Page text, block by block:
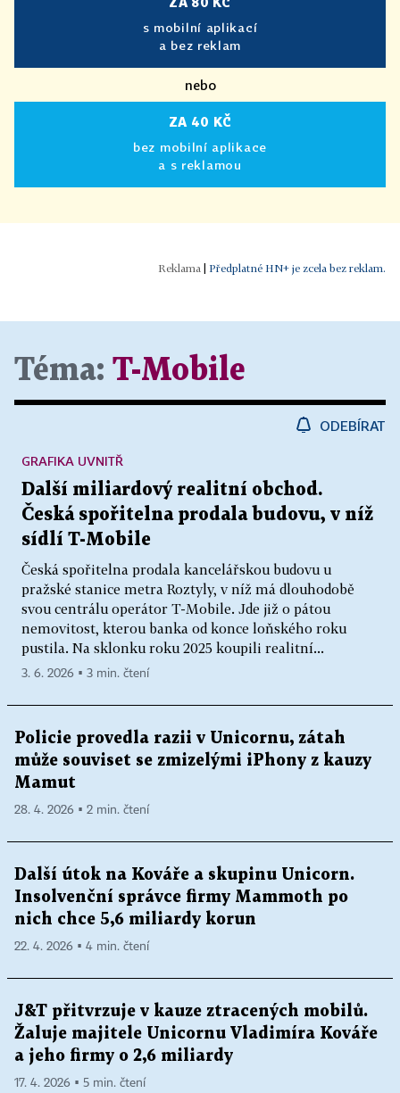
s mobilní aplikací
a bez reklam
nebo
ZA 40 KČ
bez mobilní aplikace
a s reklamou
| Předplatné HN+ je zcela bez reklam.
Téma: T-Mobile
ODEBÍRAT
Další miliardový realitní obchod.
Česká spořitelna prodala budovu, v níž
sídlí T-Mobile
Česká spořitelna prodala kancelářskou budovu u
pražské stanice metra Roztyly, v níž má dlouhodobě
svou centrálu operátor T-Mobile. Jde již o pátou
nemovitost, kterou banka od konce loňského roku
pustila. Na sklonku roku 2025 koupili realitní...
GRAFIKA UVNITŘ
3. 6. 2026 ▪ 3 min. čtení
Policie provedla razii v Unicornu, zátah
může souviset se zmizelými iPhony z kauzy
Mamut
28. 4. 2026 ▪ 2 min. čtení
Další útok na Kováře a skupinu Unicorn.
Insolvenční správce firmy Mammoth po
nich chce 5,6 miliardy korun
22. 4. 2026 ▪ 4 min. čtení
J&T přitvrzuje v kauze ztracených mobilů.
Žaluje majitele Unicornu Vladimíra Kováře
a jeho firmy o 2,6 miliardy
17. 4. 2026 ▪ 5 min. čtení